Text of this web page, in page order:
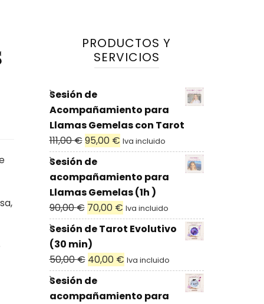
PRODUCTOS Y
SERVICIOS
Sesión de
Acompañamiento para
Llamas Gemelas con Tarot
111,00€El
precio
original
era:
111,00 €.
95,00 €El
precio
actual
es:
95,00 €.
Iva incluido
Sesión de
acompañamiento para
Llamas Gemelas (1h )
90,00€ El
precio
original
era:
90,00 €.
70,00 €El
precio
es:
70,00 €.
Iva incluido
Sesión de Tarot Evolutivo
(30 min)
50,00€ El
precio
original
40,00 €El
precio
actual
Iva incluido
Sesión de
acompañamiento para